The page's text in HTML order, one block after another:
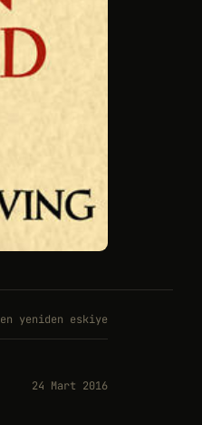
en yeniden eskiye
24 Mart 2016